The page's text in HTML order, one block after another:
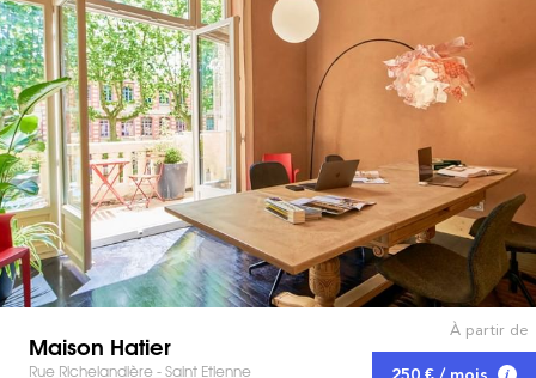
Maison Hatier
Rue Richelandière - Saint Etienne
À partir de